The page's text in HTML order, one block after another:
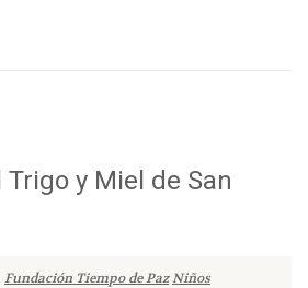
y Miel de San
Fundación Tiempo de PazNiños